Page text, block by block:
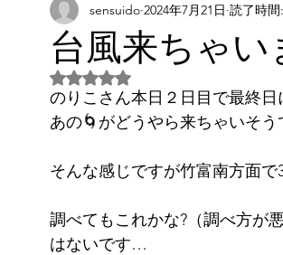
2025年8月 2025年9月 2025年
2026年3月 2026年4月 2026年5月
石垣島探検
2023年7月 2024年3月
台風来ちゃい
sensuido 2024年7月21日 読了時間
5つ星のうちNaNと評価されていま
のりこさん本日２日目で最終日
あの🌀がどうやら来ちゃいそう
そんな感じですが竹富南方面で
調べてもこれかな?（調べ方が
はないです…